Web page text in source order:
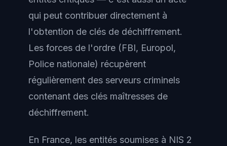
qui peut contribuer directement à
l'obtention de clés de déchiffrement.
Les forces de l'ordre (FBI, Europol,
Police nationale) récupèrent
régulièrement des serveurs criminels
contenant des clés maîtresses de
déchiffrement.
En France, les entités soumises à NIS 2